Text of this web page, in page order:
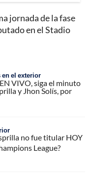
jornada de la fase
en el Stadio
el exterior
VIVO, siga el minuto
y Jhon Solís, por
no fue titular HOY
League?